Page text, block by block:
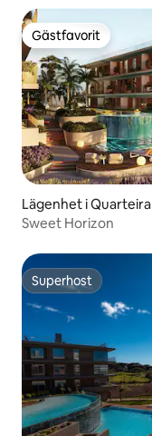
Gästfavorit
Gästfavorit
Lägenhet i Quarteira
Sweet Horizon
Superhost
Superhost